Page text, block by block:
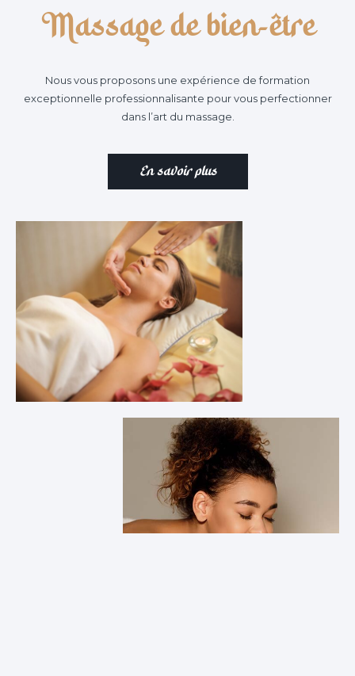
Massage de bien-être
Nous vous proposons une expérience de formation
exceptionnelle professionnalisante pour vous perfectionner
dans l’art du massage.
En savoir plus